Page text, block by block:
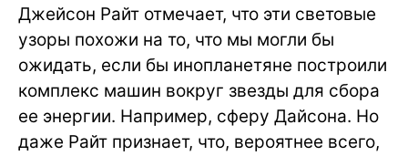
Джейсон Райт отмечает, что эти световые
узоры похожи на то, что мы могли бы
ожидать, если бы инопланетяне построили
комплекс машин вокруг звезды для сбора
ее энергии. Например, сферу Дайсона. Но
даже Райт признает, что, вероятнее всего,